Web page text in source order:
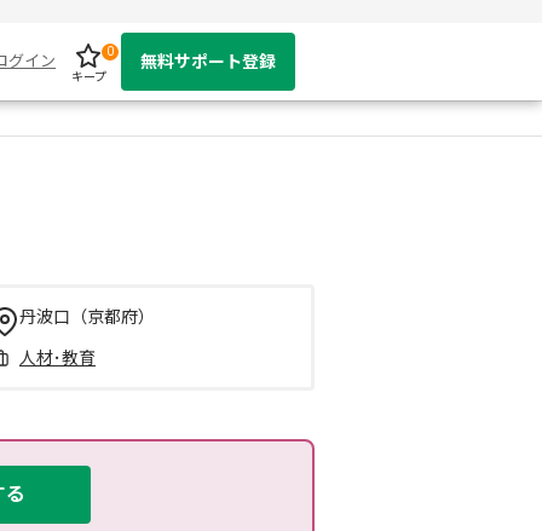
グイン
キープ
0
無料サポート登録
丹波口（京都府）
人材･教育
る